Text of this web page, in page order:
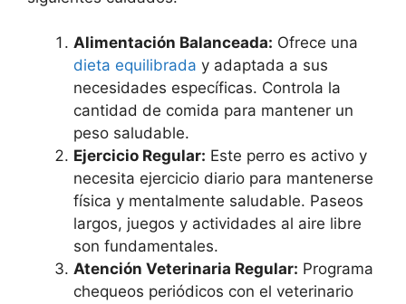
Alimentación Balanceada: Ofrece una
dieta equilibrada y adaptada a sus
necesidades específicas. Controla la
cantidad de comida para mantener un
peso saludable.
Ejercicio Regular: Este perro es activo y
necesita ejercicio diario para mantenerse
física y mentalmente saludable. Paseos
largos, juegos y actividades al aire libre
son fundamentales.
Atención Veterinaria Regular: Programa
chequeos periódicos con el veterinario